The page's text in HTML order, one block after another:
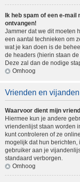
Ik heb spam of een e-
ontvangen!
Jammer dat we dit moeten
een aantal technieken om
wat je kan doen is de
de headers (hierin staan
Deze zal dan de nodige
Omhoog
Vrienden en vijanden
Waarvoor dient mijn
Hiermee kun je andere
vriendenlijst staan worden
kunt controleren of ze
mogelijk dat hun berichten,
gebruiker aan je
standaard verborgen.
Omhoog